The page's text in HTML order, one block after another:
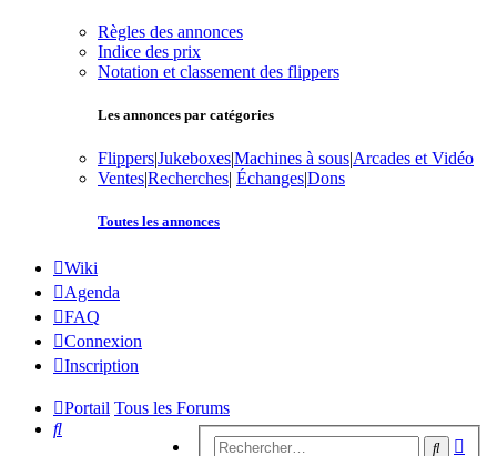
Règles des annonces
Indice des prix
Notation et classement des flippers
Les annonces par catégories
Flippers|Jukeboxes|Machines à sous|Arcades et Vidéo
Ventes|Recherches| Échanges|Dons
Toutes les annonces
Wiki
Agenda
FAQ
Connexion
Inscription
Portail Tous les Forums
Rechercher